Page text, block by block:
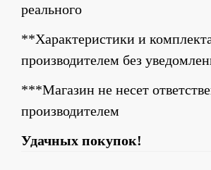
реального
**Характеристики и
производителем без
***Магазин не несет
производителем
Удачных покупок!